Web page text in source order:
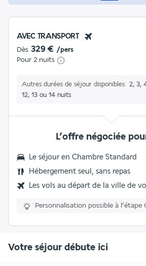
AVEC TRANSPORT
Dès 329 € /pers
Pour 2 nuits
Autres durées de séjour disponibles
2, 3,
12, 13 ou 14 nuits
L’offre négociée
Le séjour en Chambre Standard
Hébergement seul, sans repas
Les vols au départ de la ville de
Personnalisation possible à l’étape
Votre séjour débute ici